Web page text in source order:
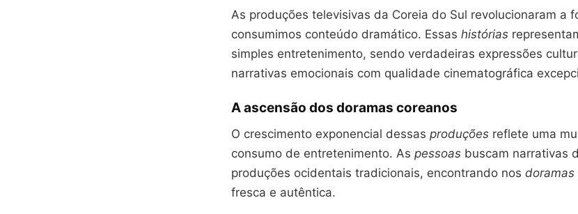
As produções televisivas da Coreia do Sul revolucionaram a
consumimos conteúdo dramático. Essas histórias
simples entretenimento, sendo verdadeiras expressões
narrativas emocionais com qualidade cinematográfica
A ascensão dos doramas coreanos
O crescimento exponencial dessas produções reflete uma
consumo de entretenimento. As pessoas buscam narrativas
produções ocidentais tradicionais, encontrando nos doramas
fresca e autêntica.